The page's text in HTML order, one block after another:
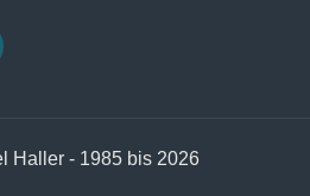
Haller - 1985 bis 2026